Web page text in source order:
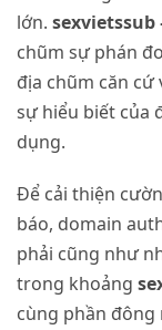
lớn. sexvietssub
chũm sự phán
địa chũm căn
sự hiểu biết của
dụng.
Để cải thiện
báo, domain
phải cũng như
trong khoảng
cùng phần